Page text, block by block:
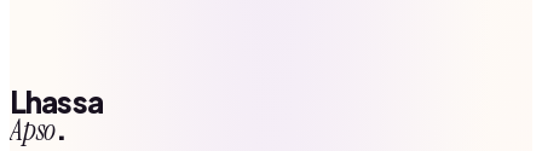
Lhassa
Apso.